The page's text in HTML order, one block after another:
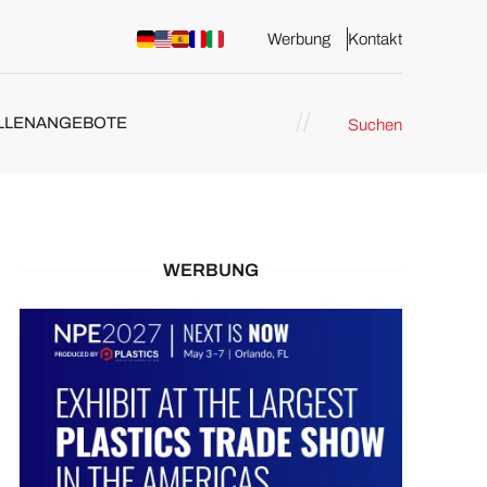
Werbung Kontakt
Suchen
WERBUNG